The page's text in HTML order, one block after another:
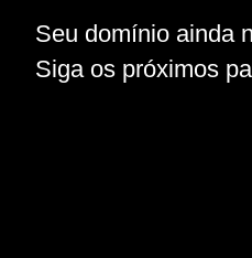
Seu domínio ainda
Siga os próximos